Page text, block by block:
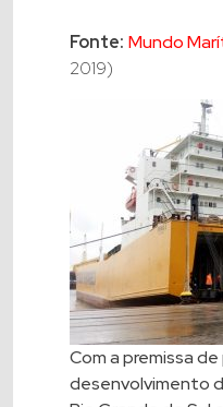
Fonte: Mundo
2019)
Com a premissa
desenvolvimento